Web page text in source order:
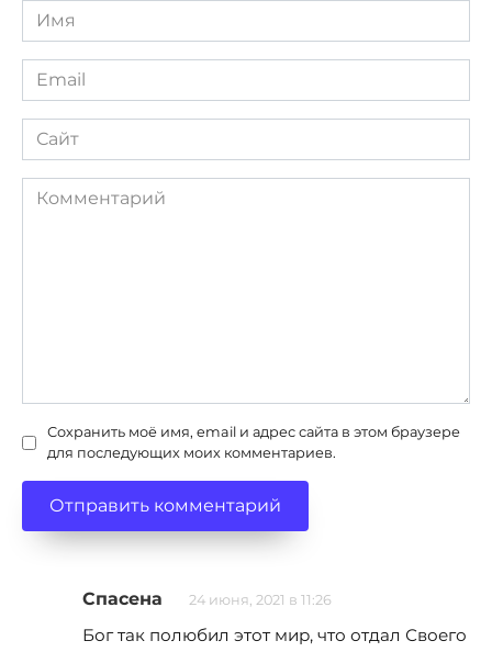
Имя
*
Email
*
Сайт
Комментарий
Сохранить моё имя, email и адрес сайта в этом браузере
для последующих моих комментариев.
Спасена 24 июня, 2021 в 11:26
Бог так полюбил этот мир, что отдал Своего